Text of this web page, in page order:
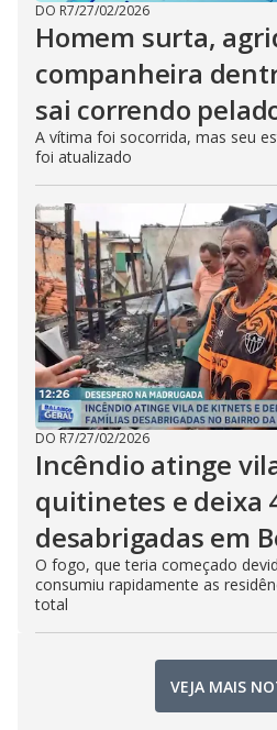
DO R7/27/02/2026
Homem surta,
companheira
sai correndo
A vítima foi socorrida, mas seu
foi atualizado
DO R7/27/02/2026
Incêndio atinge
quitinetes e deixa
desabrigadas em
O fogo, que teria começado
consumiu rapidamente as
total
VEJA MAIS